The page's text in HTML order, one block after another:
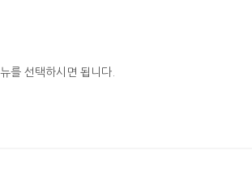
를 선택하시면 됩니다.